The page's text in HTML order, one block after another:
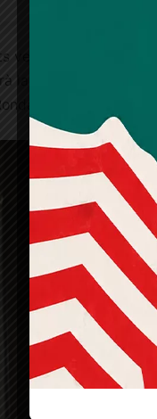
veïns del barri,
la
de Dalt, al